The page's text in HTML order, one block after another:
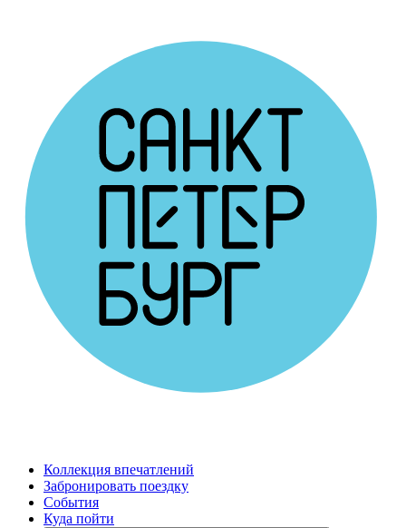
Коллекция впечатлений
Забронировать поездку
События
Куда пойти